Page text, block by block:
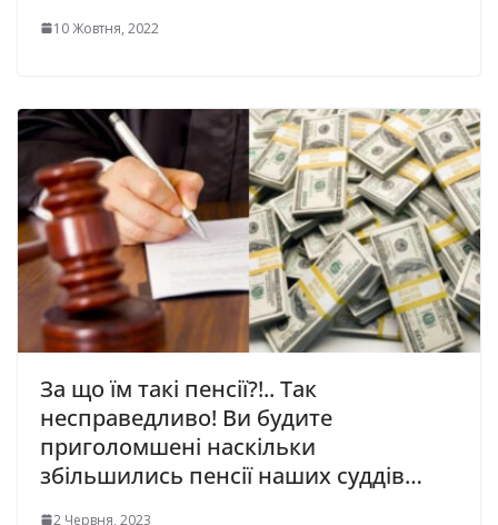
10 Жовтня, 2022
За що їм такі пенсії?!.. Так
несправедливо! Ви будите
приголомшені наскільки
збільшились пенсії наших суддів…
2 Червня, 2023